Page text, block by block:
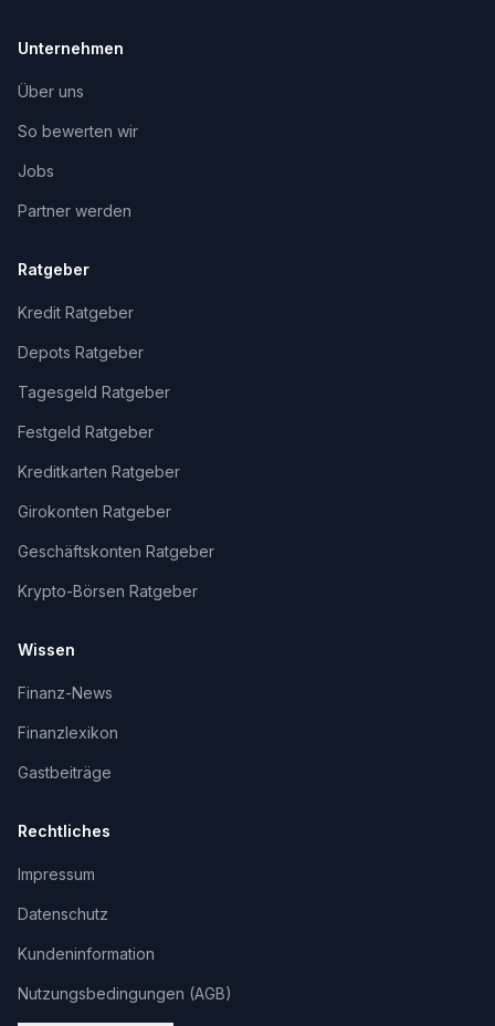
Unternehmen
Über uns
So bewerten wir
Jobs
Partner werden
Ratgeber
Kredit Ratgeber
Depots Ratgeber
Tagesgeld Ratgeber
Festgeld Ratgeber
Kreditkarten Ratgeber
Girokonten Ratgeber
Geschäftskonten Ratgeber
Krypto-Börsen Ratgeber
Wissen
Finanz-News
Finanzlexikon
Gastbeiträge
Rechtliches
Impressum
Datenschutz
Kundeninformation
Nutzungsbedingungen (AGB)